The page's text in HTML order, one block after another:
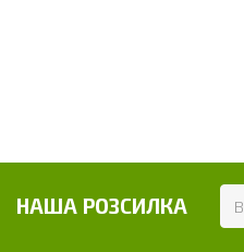
НАША РОЗСИЛКА